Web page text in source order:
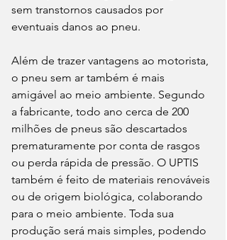
sem transtornos causados por
eventuais danos ao pneu.
Além de trazer vantagens ao motorista,
o pneu sem ar também é mais
amigável ao meio ambiente. Segundo
a fabricante, todo ano cerca de 200
milhões de pneus são descartados
prematuramente por conta de rasgos
ou perda rápida de pressão. O UPTIS
também é feito de materiais renováveis
ou de origem biológica, colaborando
para o meio ambiente. Toda sua
produção será mais simples, podendo